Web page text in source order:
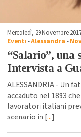
Mercoledì, 29 Novembre
Eventi -Alessandria -
“Salario”, una
Intervista a
ALESSANDRIA - Un
accaduto nel 1893
lavoratori italiani
scenario in [...]